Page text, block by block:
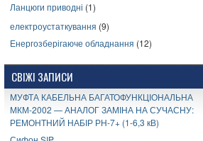
Ланцюги приводні (1)
електроустаткування (9)
Енергозберігаюче обладнання (12)
СВІЖІ ЗАПИСИ
МУФТА КАБЕЛЬНА БАГАТОФУНКЦІОНАЛЬНА
МКМ-2002 — АНАЛОГ ЗАМІНА НА СУЧАСНУ:
РЕМОНТНИЙ НАБІР РН-7+ (1-6,3 кВ)